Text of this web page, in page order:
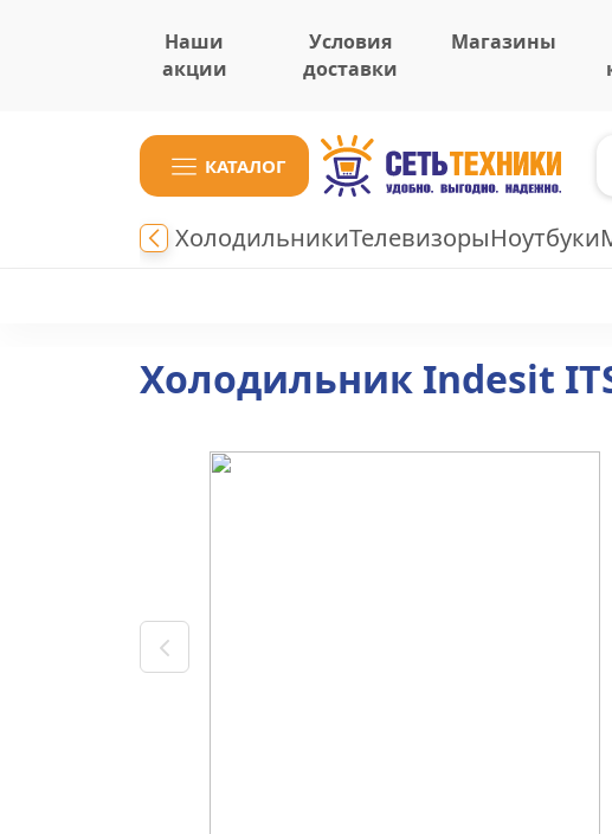
Наши
акции
Условия
доставки
Магазины
КАТАЛОГ
ХолодильникиТелевизорыНоутбуки
Холодильник Indesit